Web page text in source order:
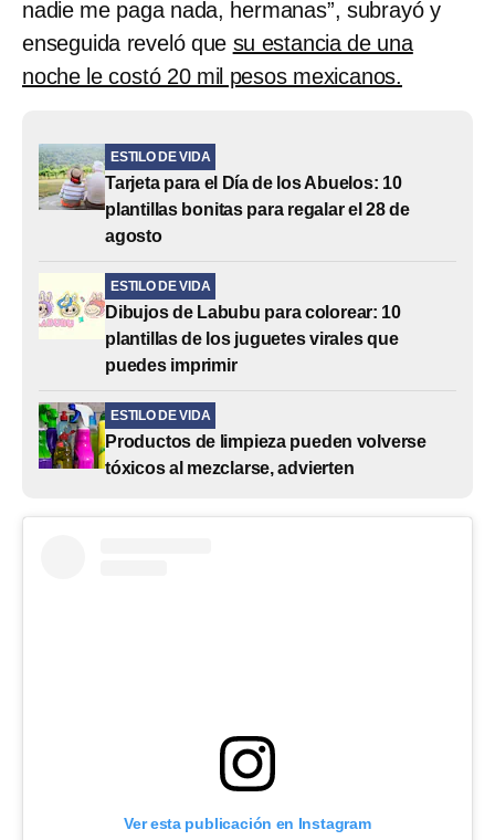
nadie me paga nada, hermanas”, subrayó y
enseguida reveló que su estancia de una
noche le costó 20 mil pesos mexicanos.
ESTILO DE VIDA
Tarjeta para el Día de los Abuelos: 10
plantillas bonitas para regalar el 28 de
agosto
ESTILO DE VIDA
Dibujos de Labubu para colorear: 10
plantillas de los juguetes virales que
puedes imprimir
ESTILO DE VIDA
Productos de limpieza pueden volverse
tóxicos al mezclarse, advierten
Ver esta publicación en Instagram